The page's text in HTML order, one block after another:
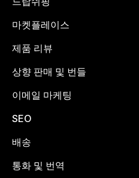
마켓플레이스
제품 리뷰
상향 판매 및 번들
이메일 마케팅
SEO
배송
통화 및 번역